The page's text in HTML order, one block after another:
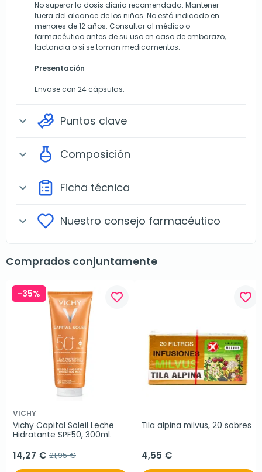
No superar la dosis diaria recomendada. Mantener
fuera del alcance de los niños. No está indicado en
menores de 12 años. Consultar al médico o
farmacéutico antes de su uso en caso de embarazo,
lactancia o si se toman medicamentos.
Presentación
Envase con 24 cápsulas.
expand_more Puntos clave
expand_more Composición
expand_more Ficha técnica
expand_more Nuestro consejo farmacéutico
Comprados conjuntamente
-35% favorite_border
VICHY
Vichy Capital Soleil Leche
Hidratante SPF50, 300ml.
14,27 € 21,95 €
favorite_border
Tila alpina milvus, 20 sobres
4,55 €